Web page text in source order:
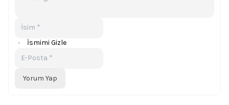
İsmimi Gizle
Yorum Yap